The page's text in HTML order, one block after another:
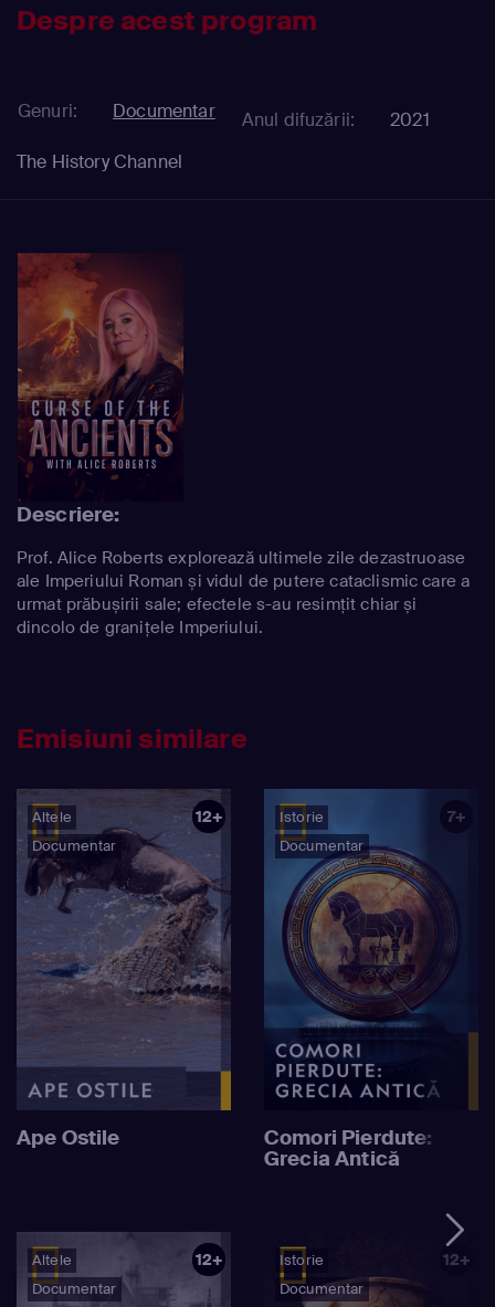
Despre acest program
Genuri: Documentar Anul difuzării:
2021
The History Channel
Descriere:
Prof. Alice Roberts explorează ultimele zile dezastruoase
ale Imperiului Roman și vidul de putere cataclismic care a
urmat prăbușirii sale; efectele s-au resimțit chiar și
dincolo de granițele Imperiului.
Emisiuni similare
Altele
Documentar
12+
Ape Ostile
Istorie
Documentar
7+
Comori Pierdute:
Grecia Antică
Altele
Documentar
12+
Istorie
Documentar
12+